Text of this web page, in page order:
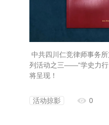
中共四川仁竞律师事务
列活动之三——“学史力行
将呈现！
活动掠影 0